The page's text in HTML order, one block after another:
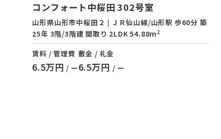
コンフォート中桜田 302号室
山形県山形市中桜田２ | ＪＲ仙山線/山形駅 歩60分 築
25年 3階/3階建 間取り 2LDK 54.88m 2
賃料 / 管理費
6.5万円 / ー
敷金 / 礼金
6.5万円 / ー